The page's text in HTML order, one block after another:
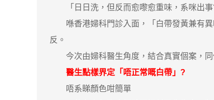
「日日洗，但反而愈嚟愈重味，系咪出事
喺香港婦科門診入面，「白帶發黃兼有異
反。
今次由婦科醫生角度，結合真實個案，同
醫生點樣界定「唔正常嘅白帶」?
唔系睇顏色咁簡單